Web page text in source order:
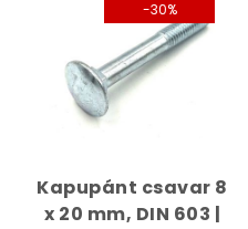
-30%
Kapupánt csavar 8
x 20 mm, DIN 603 |